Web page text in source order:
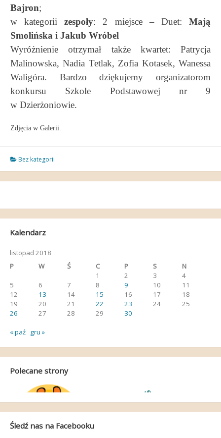
Bajron;
w kategoriizespoły: 2 miejsce – Duet:Mają
Smolińska i Jakub Wróbel
Wyróżnienie otrzymał także kwartet: Patrycja
Malinowska, Nadia Tetlak, Zofia Kotasek, Wanessa
Waligóra. Bardzo dziękujemy organizatorom
konkursu Szkole Podstawowej nr 9
w Dzierżoniowie.
Zdjęcia w Galerii.
Bez kategorii
Kalendarz
listopad 2018
P
W Ś C P S
N
1
2 3
4
5
6 7 8 9 10
11
12
13 14 15 16 17
18
19
20 21 22 23 24
25
26
27 28 29 30
« paź gru »
Polecane strony
Śledź nas na Facebooku